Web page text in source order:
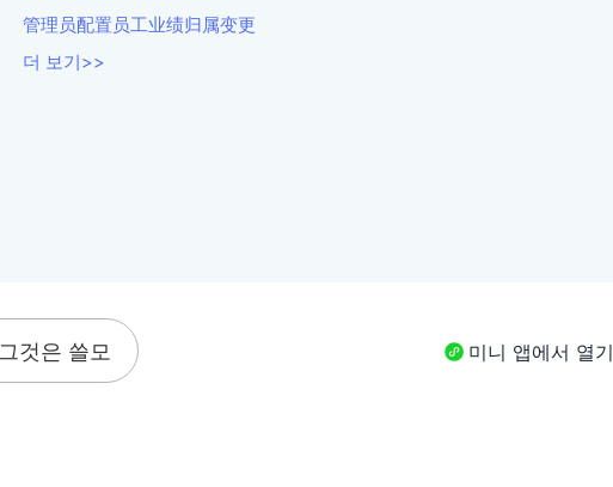
管理员配置员工业绩归属变更
더 보기>>
그것은 쓸모 미니 앱에서 열기